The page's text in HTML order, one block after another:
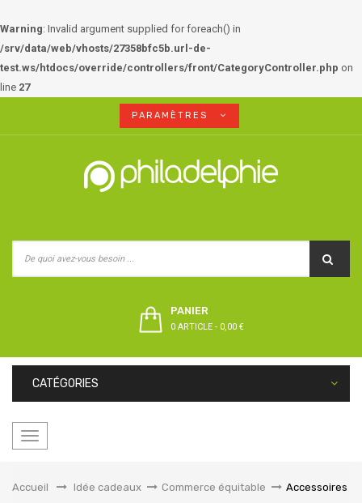
Warning: Invalid argument supplied for foreach() in
/srv/data/web/vhosts/27358bfc5b.url-de-
test.ws/htdocs/override/controllers/front/CategoryController.php on
line 27
PARAMÈTRES
PANIER
0 ARTICLE - 0,00 €
CATÉGORIES
Basculer
Accueil
&gt;Idée cadeaux > Commerce équitable > Accessoires